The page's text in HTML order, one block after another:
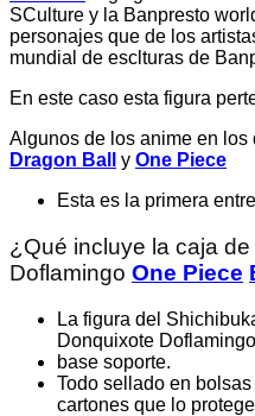
SCulture y la Banpresto
personajes que de los
mundial de esclturas de
En este caso esta figura
Algunos de los anime en
Dragon Ball
y One Piece
Esta es la primera
¿Qué incluye la caja
Doflamingo One Piece
La figura del
Donquixote
base soporte.
Todo sellado en
cartones que lo